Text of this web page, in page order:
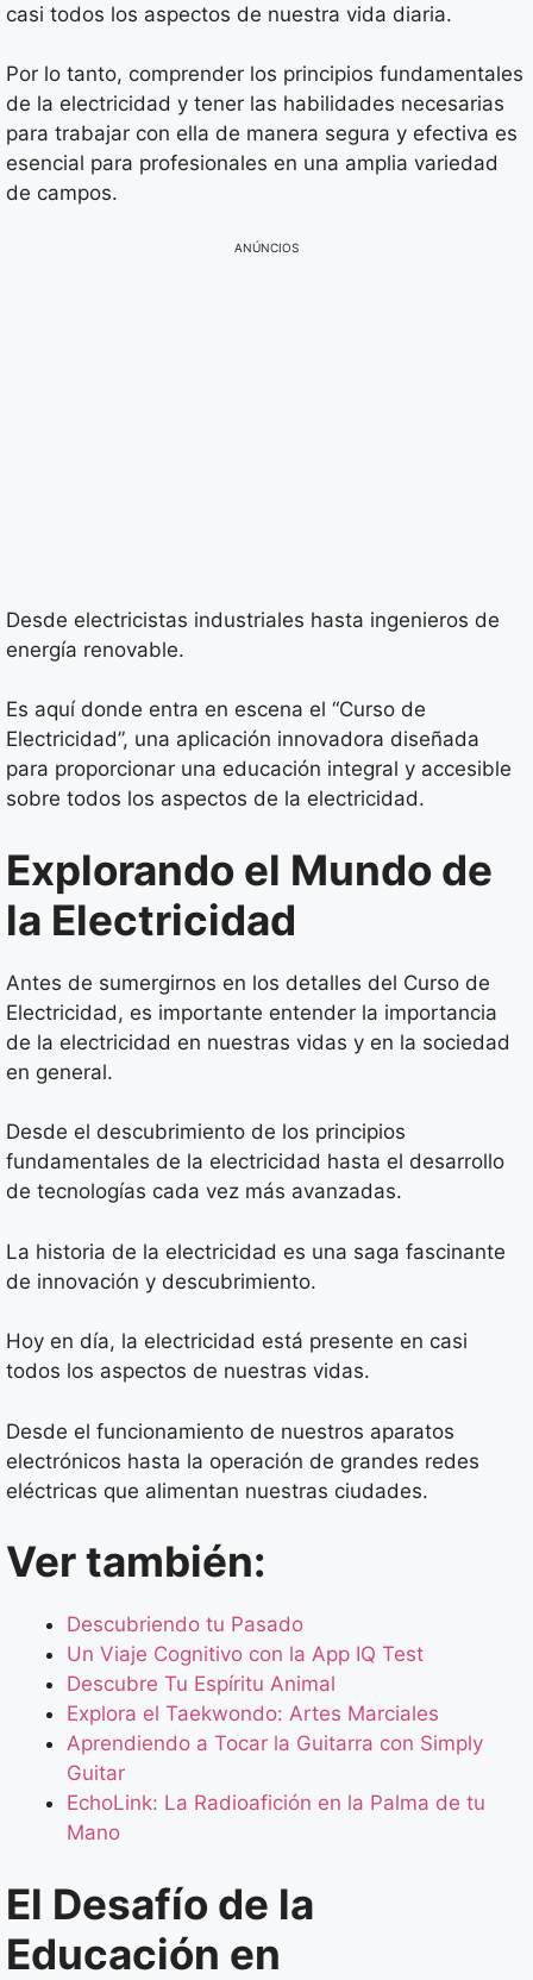
casi todos los aspectos de nuestra vida diaria.
Por lo tanto, comprender los principios fundamentales
de la electricidad y tener las habilidades necesarias
para trabajar con ella de manera segura y efectiva es
esencial para profesionales en una amplia variedad
de campos.
ANÚNCIOS
Desde electricistas industriales hasta ingenieros de
energía renovable.
Es aquí donde entra en escena el “Curso de
Electricidad”, una aplicación innovadora diseñada
para proporcionar una educación integral y accesible
sobre todos los aspectos de la electricidad.
Explorando el Mundo de
la Electricidad
Antes de sumergirnos en los detalles del Curso de
Electricidad, es importante entender la importancia
de la electricidad en nuestras vidas y en la sociedad
en general.
Desde el descubrimiento de los principios
fundamentales de la electricidad hasta el desarrollo
de tecnologías cada vez más avanzadas.
La historia de la electricidad es una saga fascinante
de innovación y descubrimiento.
Hoy en día, la electricidad está presente en casi
todos los aspectos de nuestras vidas.
Desde el funcionamiento de nuestros aparatos
electrónicos hasta la operación de grandes redes
eléctricas que alimentan nuestras ciudades.
Ver también:
Descubriendo tu Pasado
Un Viaje Cognitivo con la App IQ Test
Descubre Tu Espíritu Animal
Explora el Taekwondo: Artes Marciales
Aprendiendo a Tocar la Guitarra con Simply
Guitar
EchoLink: La Radioafición en la Palma de tu
Mano
El Desafío de la
Educación en